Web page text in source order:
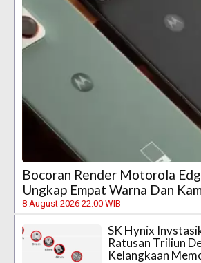
Bocoran Render Motorola
Ungkap Empat Warna Dan
8 August 2026 22:00 WIB
SK Hynix
Ratusan Triliun
Kelangkaan